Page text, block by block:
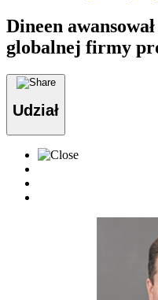
Dineen
globalnej firmy
Udział